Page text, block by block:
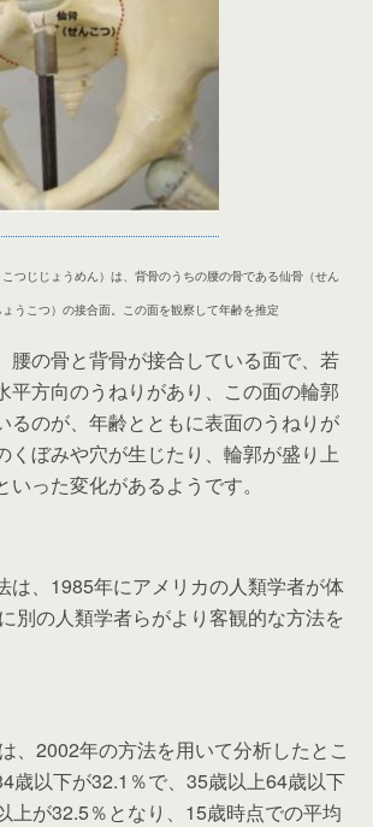
つじじょうめん）は、背骨のうちの腰の骨である仙骨（せん
うこつ）の接合面。この面を観察して年齢を推定
腰の骨と背骨が接合している面で、若
平方向のうねりがあり、この面の輪郭
るのが、年齢とともに表面のうねりが
くぼみや穴が生じたり、輪郭が盛り上
った変化があるようです。
は、1985年にアメリカの人類学者が体
別の人類学者らがより客観的な方法を
、2002年の方法を用いて分析したとこ
歳以下が32.1％で、35歳以上64歳以下
上が32.5％となり、15歳時点での平均